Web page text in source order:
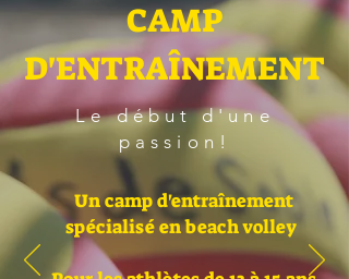
CAMP
D'ENTRAÎNEMENT
Le début d'une
passion!
Un camp d'entraînement
spécialisé en beach volley